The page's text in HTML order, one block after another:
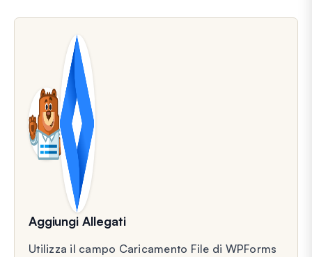
Aggiungi Allegati
Utilizza il campo Caricamento File di WPForms